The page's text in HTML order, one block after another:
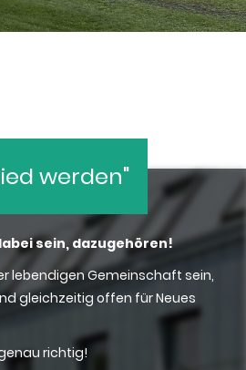
werden"
sein, dazugehören!
lebendigen Gemeinschaft sein,
gleichzeitig offen für Neues
richtig!